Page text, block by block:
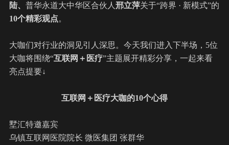
陆、 普华永道大中华区合伙人 邢立萍关于“跨界 · 新模式”的
10个精彩观点。
大咖们对行业的洞见引人深思。今天我们进入下半场，5位
大咖将围绕“互联网＋医疗”主题展开精彩分享，一起来看
亮点提要↓
互联网＋医疗大咖的10个心得
墅汇特邀嘉宾
乌镇互联网医院院长 微医集团 张群华